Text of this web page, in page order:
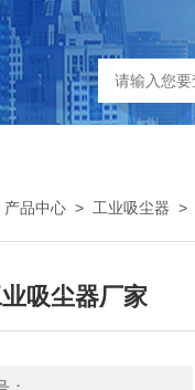
产品中心 > 工业吸尘器 >
吸尘器厂家